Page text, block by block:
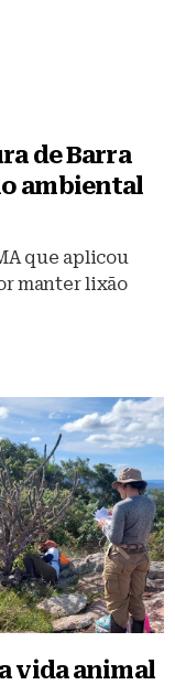
de Barra
ambiental
que aplicou
manter lixão
vida animal